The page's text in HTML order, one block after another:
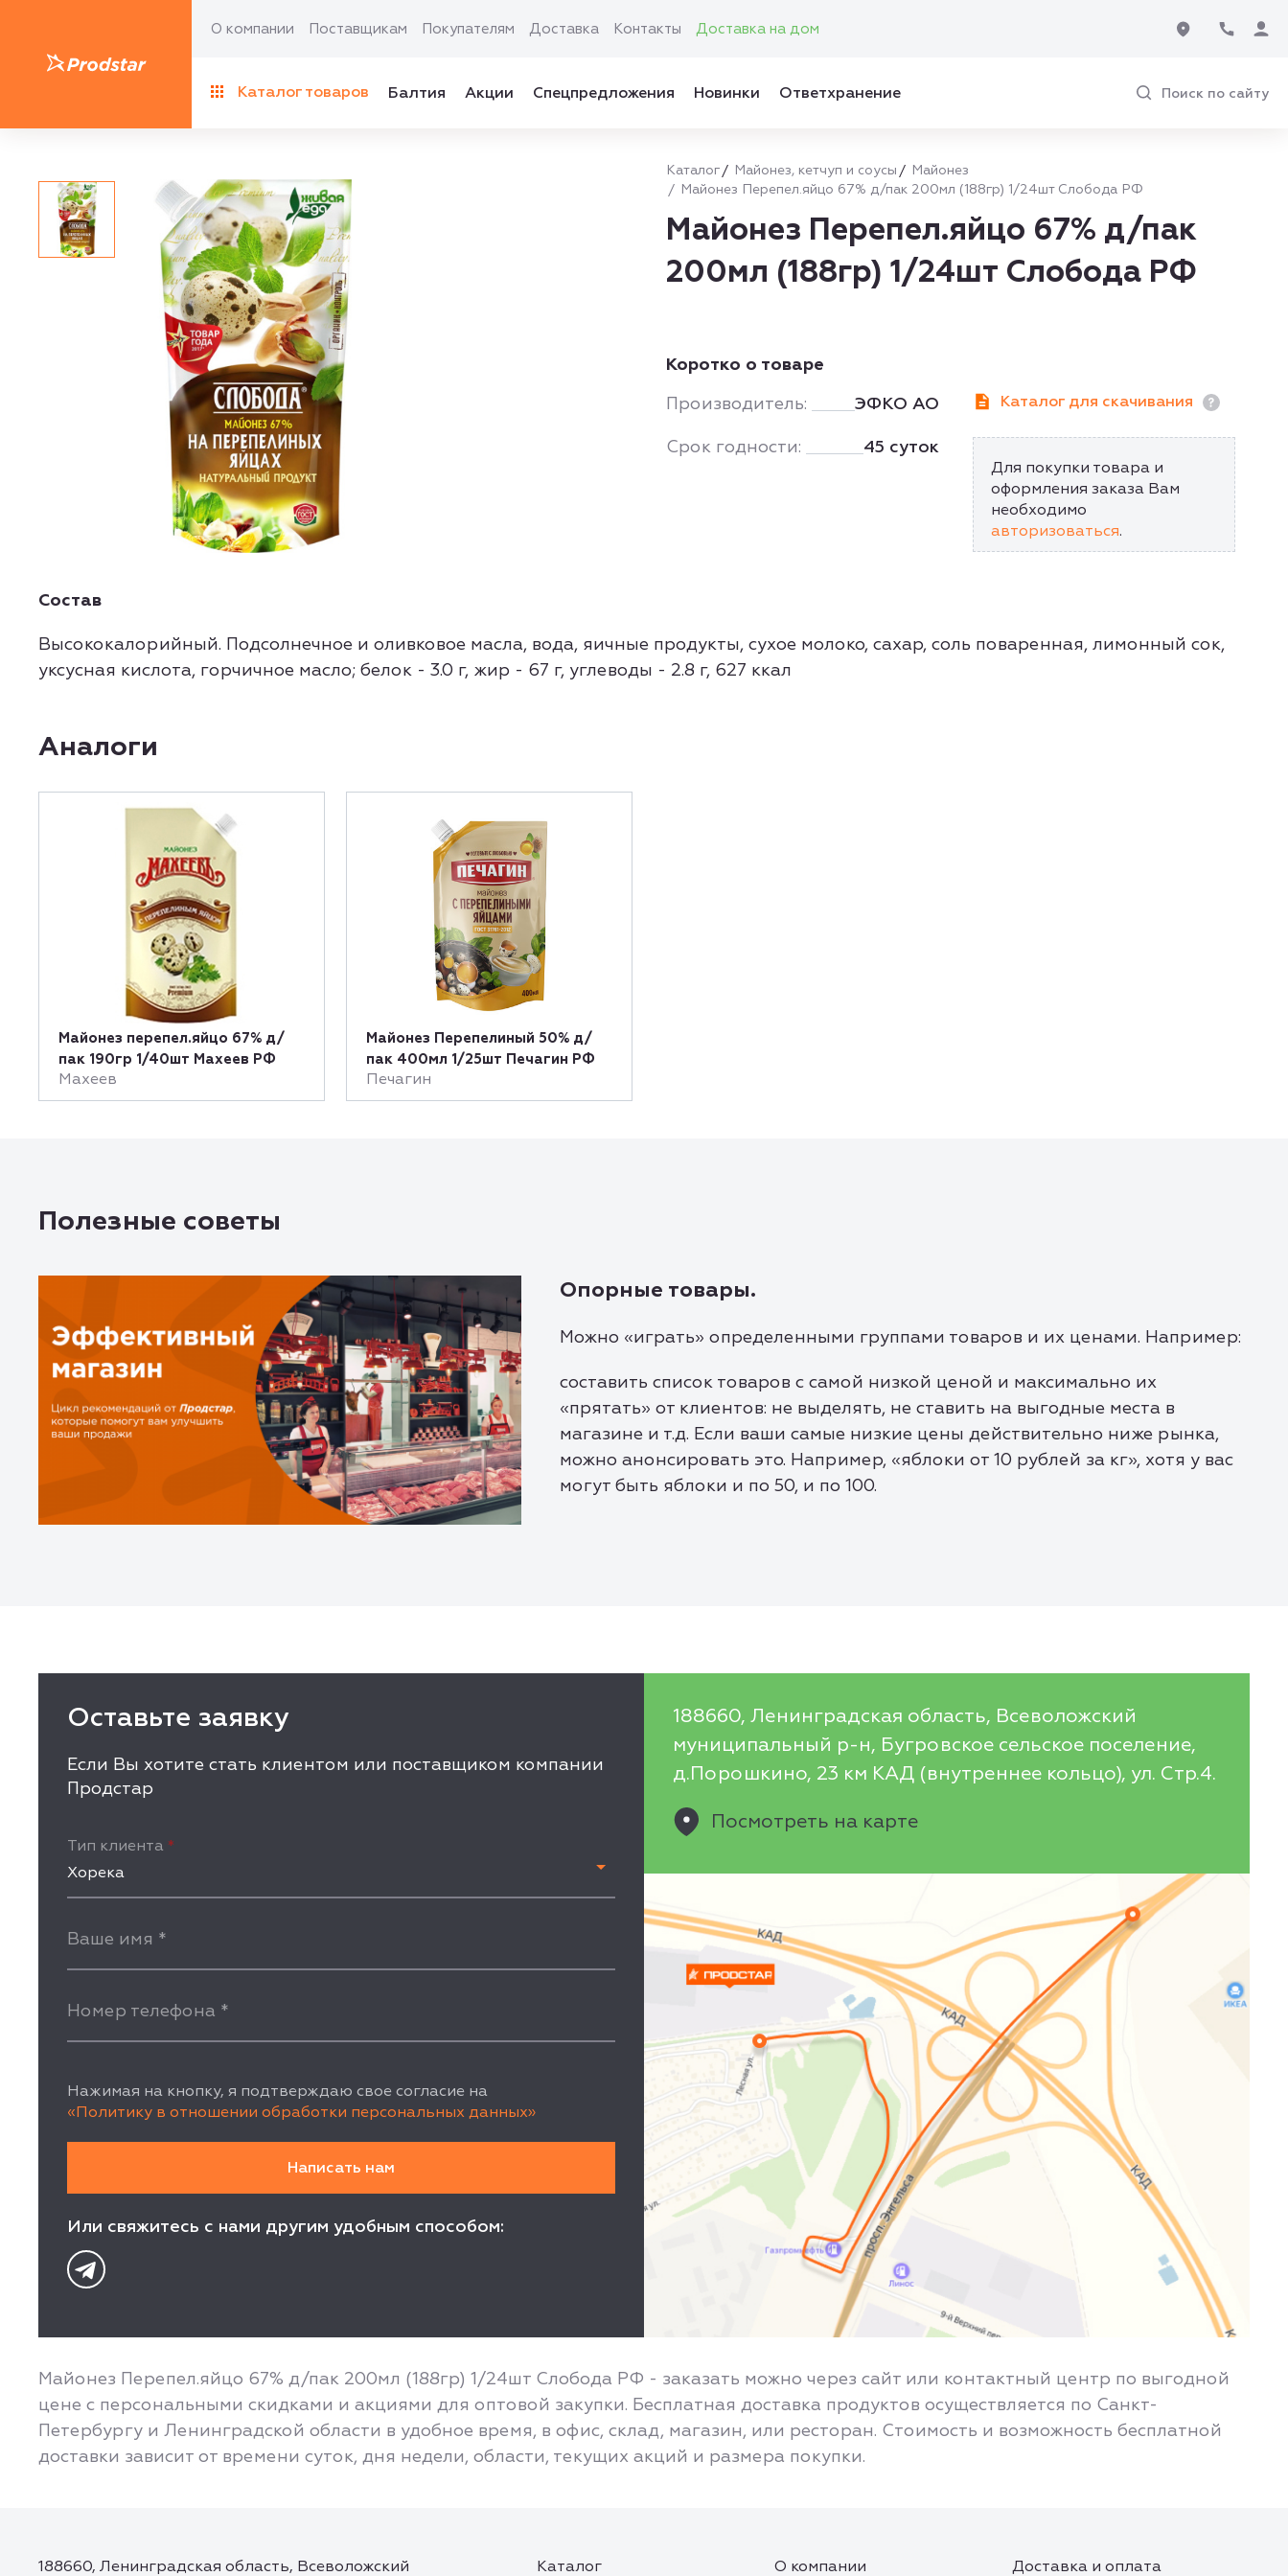
О компании Поставщикам Покупателям Доставка Контакты Доставка на дом
Каталог товаров Балтия Акции Спецпредложения Новинки Ответхранение Поиск по сайту
Каталог Майонез, кетчуп и соусы
Майонез
Майонез Перепел.яйцо 67% д/пак 200мл (188гр) 1/24шт Слобода РФ
Майонез Перепел.яйцо 67% д/пак
200мл (188гр) 1/24шт Слобода РФ
Коротко о товаре
Производитель:
ЭФКО АО
Срок годности:
45 суток
Каталог для скачивания
Для покупки товара и
оформления заказа Вам
необходимо
авторизоваться.
Состав
Высококалорийный. Подсолнечное и оливковое масла, вода, яичные продукты, сухое молоко, сахар, соль поваренная, лимонный сок,
уксусная кислота, горчичное масло; белок - 3.0 г, жир - 67 г, углеводы - 2.8 г, 627 ккал
Аналоги
Майонез перепел.яйцо 67% д/
пак 190гр 1/40шт Махеев РФ
Махеев
Майонез Перепелиный 50% д/
пак 400мл 1/25шт Печагин РФ
Печагин
Полезные советы
Опорные товары.
Можно «играть» определенными группами товаров и их ценами. Например:
составить список товаров с самой низкой ценой и максимально их
«прятать» от клиентов: не выделять, не ставить на выгодные места в
магазине и т.д. Если ваши самые низкие цены действительно ниже рынка,
можно анонсировать это. Например, «яблоки от 10 рублей за кг», хотя у вас
могут быть яблоки и по 50, и по 100.
Оставьте заявку
Если Вы хотите стать клиентом или поставщиком компании
Продстар
Тип клиента *
Хорека
Ваше имя *
Номер телефона *
Нажимая на кнопку, я подтверждаю свое согласие на
«Политику в отношении обработки персональных данных»
Или свяжитесь с нами другим удобным способом:
188660, Ленинградская область, Всеволожский
муниципальный р-н, Бугровское сельское поселение,
д.Порошкино, 23 км КАД (внутреннее кольцо), ул. Стр.4.
Посмотреть на карте
Майонез Перепел.яйцо 67% д/пак 200мл (188гр) 1/24шт Слобода РФ - заказать можно через сайт или контактный центр по выгодной
цене с персональными скидками и акциями для оптовой закупки. Бесплатная доставка продуктов осуществляется по Санкт-
Петербургу и Ленинградской области в удобное время, в офис, склад, магазин, или ресторан. Стоимость и возможность бесплатной
доставки зависит от времени суток, дня недели, области, текущих акций и размера покупки.
188660, Ленинградская область, Всеволожский Каталог О компании Доставка и оплата